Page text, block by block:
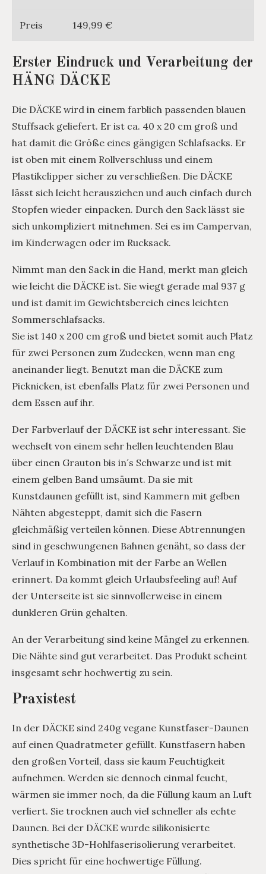
Preis 149,99 €
Erster Eindruck und Verarbeitung der
HÄNG DÄCKE
Die DÄCKE wird in einem farblich passenden blauen
Stuffsack geliefert. Er ist ca. 40 x 20 cm groß und
hat damit die Größe eines gängigen Schlafsacks. Er
ist oben mit einem Rollverschluss und einem
Plastikclipper sicher zu verschließen. Die DÄCKE
lässt sich leicht herausziehen und auch einfach durch
Stopfen wieder einpacken. Durch den Sack lässt sie
sich unkompliziert mitnehmen. Sei es im Campervan,
im Kinderwagen oder im Rucksack.
Nimmt man den Sack in die Hand, merkt man gleich
wie leicht die DÄCKE ist. Sie wiegt gerade mal 937 g
und ist damit im Gewichtsbereich eines leichten
Sommerschlafsacks.
Sie ist 140 x 200 cm groß und bietet somit auch Platz
für zwei Personen zum Zudecken, wenn man eng
aneinander liegt. Benutzt man die DÄCKE zum
Picknicken, ist ebenfalls Platz für zwei Personen und
dem Essen auf ihr.
Der Farbverlauf der DÄCKE ist sehr interessant. Sie
wechselt von einem sehr hellen leuchtenden Blau
über einen Grauton bis in´s Schwarze und ist mit
einem gelben Band umsäumt. Da sie mit
Kunstdaunen gefüllt ist, sind Kammern mit gelben
Nähten abgesteppt, damit sich die Fasern
gleichmäßig verteilen können. Diese Abtrennungen
sind in geschwungenen Bahnen genäht, so dass der
Verlauf in Kombination mit der Farbe an Wellen
erinnert. Da kommt gleich Urlaubsfeeling auf! Auf
der Unterseite ist sie sinnvollerweise in einem
dunkleren Grün gehalten.
An der Verarbeitung sind keine Mängel zu erkennen.
Die Nähte sind gut verarbeitet. Das Produkt scheint
insgesamt sehr hochwertig zu sein.
Praxistest
In der DÄCKE sind 240g vegane Kunstfaser-Daunen
auf einen Quadratmeter gefüllt. Kunstfasern haben
den großen Vorteil, dass sie kaum Feuchtigkeit
aufnehmen. Werden sie dennoch einmal feucht,
wärmen sie immer noch, da die Füllung kaum an Luft
verliert. Sie trocknen auch viel schneller als echte
Daunen. Bei der DÄCKE wurde silikonisierte
synthetische 3D-Hohlfaserisolierung verarbeitet.
Dies spricht für eine hochwertige Füllung.